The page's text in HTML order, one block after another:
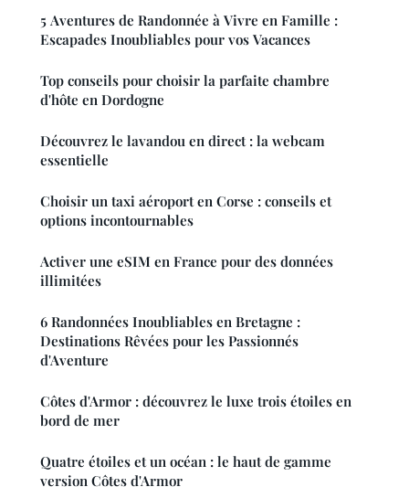
5 Aventures de Randonnée à Vivre en Famille :
Escapades Inoubliables pour vos Vacances
Top conseils pour choisir la parfaite chambre
d'hôte en Dordogne
Découvrez le lavandou en direct : la webcam
essentielle
Choisir un taxi aéroport en Corse : conseils et
options incontournables
Activer une eSIM en France pour des données
illimitées
6 Randonnées Inoubliables en Bretagne :
Destinations Rêvées pour les Passionnés
d'Aventure
Côtes d'Armor : découvrez le luxe trois étoiles en
bord de mer
Quatre étoiles et un océan : le haut de gamme
version Côtes d'Armor